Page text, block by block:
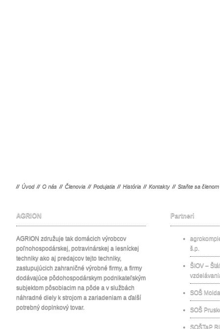
// Úvod // O nás // Členovia // Podujatia // História // Kontakty // Staňte sa členom
AGRION
AGRION združuje tak domácich výrobcov
poľnohospodárskej, potravinárskej a lesníckej
techniky ako aj predajcov tejto techniky,
zastupujúcich zahraničné výrobné firmy, a firmy
dodávajúce pôdohospodárskym podnikateľským
subjektom pôsobiacim na pôde a v službách
náhradné diely k strojom a zariadeniam a ďalší
potrebný doplnkový tovar.
Partneri
š.p.
ŠIOV –
SOŠ
SOŠ
SOŠTaP